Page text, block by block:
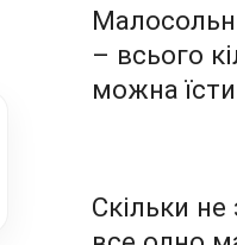
– всього
можна
Скільки